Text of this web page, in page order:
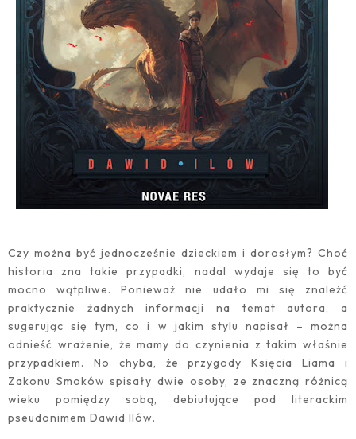
Czy można być jednocześnie dzieckiem i dorosłym? Choć
historia zna takie przypadki, nadal wydaje się to być
mocno wątpliwe. Ponieważ nie udało mi się znaleźć
praktycznie żadnych informacji na temat autora, a
sugerując się tym, co i w jakim stylu napisał – można
odnieść wrażenie, że mamy do czynienia z takim właśnie
przypadkiem. No chyba, że przygody Księcia Liama i
Zakonu Smoków spisały dwie osoby, ze znaczną różnicą
wieku pomiędzy sobą, debiutujące pod literackim
pseudonimem Dawid Ilów.